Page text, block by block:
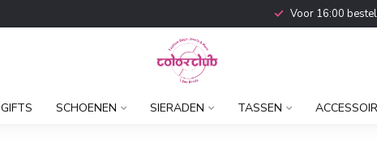
Voor 16:00
GIFTS SCHOENEN SIERADEN TASSEN